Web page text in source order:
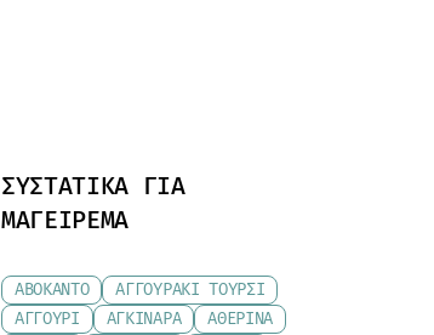
ΣΥΣΤΑΤΙΚΆ ΓΙΑ
ΜΑΓΕΊΡΕΜΑ
ΑΒΟΚΆΝΤΟ
ΑΓΓΟΥΡΆΚΙ ΤΟΥΡΣΊ
ΑΓΓΟΎΡΙ
ΑΓΚΙΝΆΡΑ
ΑΘΕΡΊΝΑ